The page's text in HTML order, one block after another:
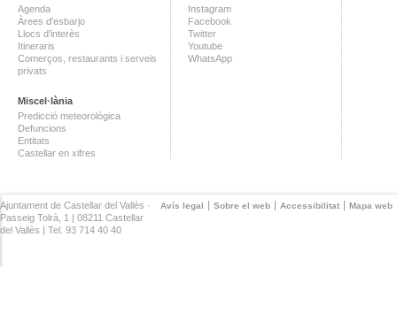
Agenda
Àrees d'esbarjo
Llocs d'interès
Itineraris
Comerços, restaurants i serveis
privats
Miscel·lània
Predicció meteorològica
Defuncions
Entitats
Castellar en xifres
Instagram
Facebook
Twitter
Youtube
WhatsApp
Avís legal Sobre el web Accessibilitat Mapa web
Ajuntament de Castellar del Vallès ·
Passeig Tolrà, 1 | 08211 Castellar
del Vallès | Tel. 93 714 40 40